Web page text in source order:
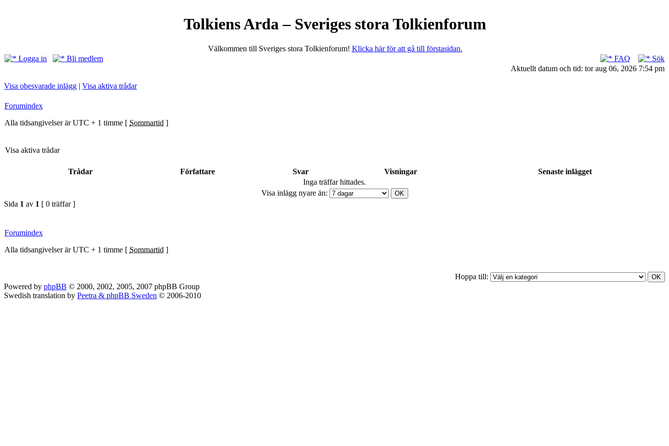
Tolkiens Arda – Sveriges stora Tolkienforum
Välkommen till Sveriges stora Tolkienforum! Klicka här för att gå till förstasidan.
Logga in
Bli medlem FAQ
Sök
Aktuellt datum och tid: tor aug 06, 2026 7:54 pm
Visa obesvarade inlägg | Visa aktiva trådar
Forumindex
Alla tidsangivelser är UTC + 1 timme [ Sommartid ]
Visa aktiva trådar
Trådar Författare Svar Visningar
Senaste inlägget
Inga träffar hittades.
Visa inlägg nyare än:
Sida 1 av 1 [ 0 träffar ]
Forumindex
Alla tidsangivelser är UTC + 1 timme [ Sommartid ]
Hoppa till:
Powered by phpBB © 2000, 2002, 2005, 2007 phpBB Group
Swedish translation by Peetra & phpBB Sweden © 2006-2010